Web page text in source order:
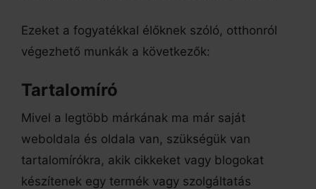
Ezeket a fogyatékkal élőknek szóló, otthonról
végezhető munkák a következők:
Tartalomíró
Mivel a legtöbb márkának ma már saját
weboldala és oldala van, szükségük van
tartalomírókra, akik cikkeket vagy blogokat
készítenek egy termék vagy szolgáltatás